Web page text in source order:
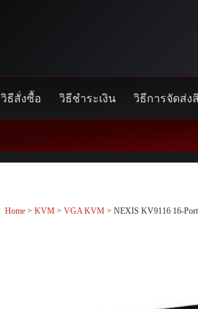
วิธีสั่งซื้อ วิธีชำระเงิน วิธีการจัดส่ง
Home >KVM >VGA KVM > NEXIS KV9116 16-